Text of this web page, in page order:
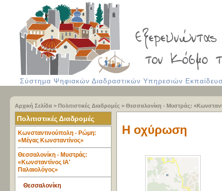
Σύστημα Ψηφιακών Διαδραστικών Υπηρεσιών
Αρχική Σελίδα > Πολιτιστικές Διαδρομές > Θεσσαλονίκη - Μυστράς:
Πολιτιστικές Διαδρομές
Κωνσταντινούπολη - Ρώμη:
«Μέγας Κωνσταντίνος»
Θεσσαλονίκη - Μυστράς:
«Κωνσταντίνος ΙΑ'
Παλαιολόγος»
Θεσσαλονίκη
Η οχύρωση